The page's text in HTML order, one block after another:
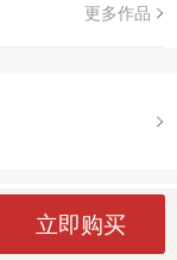
更多作品
立即购买